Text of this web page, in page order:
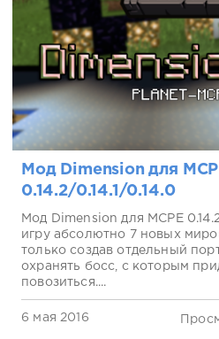
Мод Dimension для
0.14.2/0.14.1/0.14.0
Мод Dimension для MCPE
игру абсолютно 7 новых
только создав отдельный
охранять босс, с которым
повозиться....
6 мая 2016